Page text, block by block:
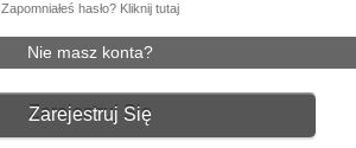
Zapomniałeś hasło? Kliknij tutaj
Nie masz konta?
Zarejestruj Się